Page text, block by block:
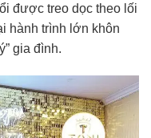
được treo dọc theo lối
hành trình lớn khôn
gia đình.